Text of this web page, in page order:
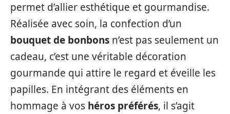
permet d’allier esthétique et gourmandise.
Réalisée avec soin, la confection d’un
bouquet de bonbons n’est pas seulement un
cadeau, c’est une véritable décoration
gourmande qui attire le regard et éveille les
papilles. En intégrant des éléments en
hommage à vos héros préférés, il s’agit